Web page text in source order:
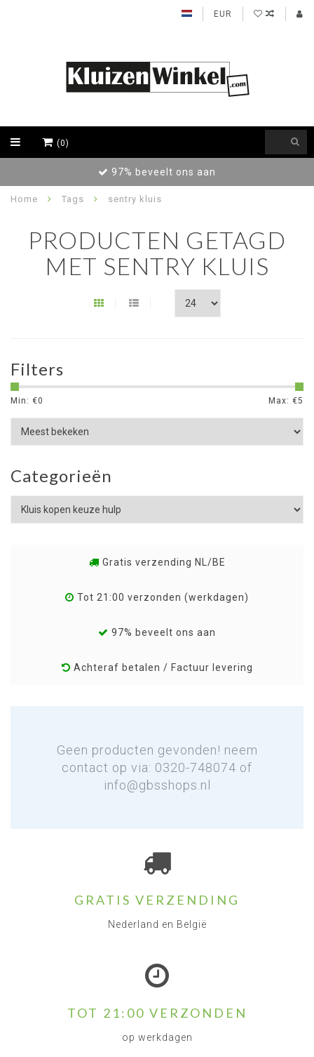
EUR
(0)
97% beveelt ons aan
Home Tags sentry kluis
PRODUCTEN GETAGD
MET SENTRY KLUIS
Filters
Min: €0 Max: €5
Categorieën
Gratis verzending NL/BE
Tot 21:00 verzonden (werkdagen)
97% beveelt ons aan
Achteraf betalen / Factuur levering
Geen producten gevonden! neem
contact op via: 0320-748074 of
info@gbsshops.nl
GRATIS VERZENDING
Nederland en België
TOT 21:00 VERZONDEN
op werkdagen